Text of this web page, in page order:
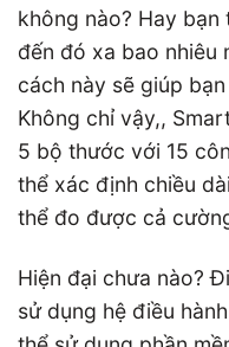
không nào? Hay
đến đó xa bao nhiêu
cách này sẽ giúp
Không chỉ vậy,,
5 bộ thước với 15
thể xác định chiều
thể đo được cả
Hiện đại chưa nào?
sử dụng hệ điều